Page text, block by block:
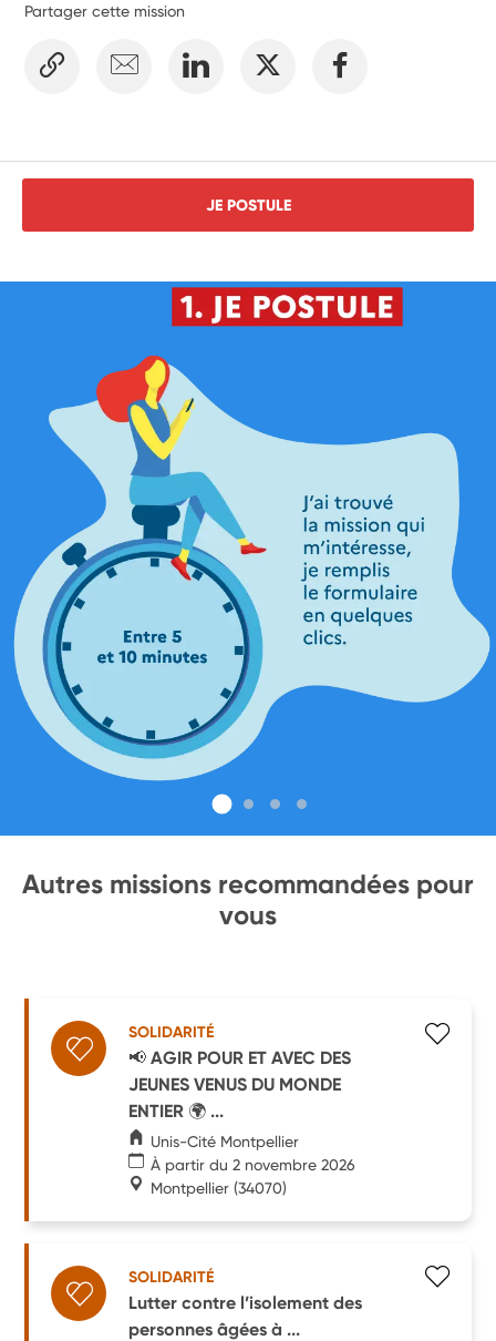
Partager cette mission
JE POSTULE
Autres missions recommandées pour
vous
SOLIDARITÉ
📢 AGIR POUR ET AVEC DES
JEUNES VENUS DU MONDE
ENTIER 🌍 ...
Unis-Cité Montpellier
À partir du 2 novembre 2026
Montpellier (34070)
SOLIDARITÉ
Lutter contre l’isolement des
personnes âgées à ...